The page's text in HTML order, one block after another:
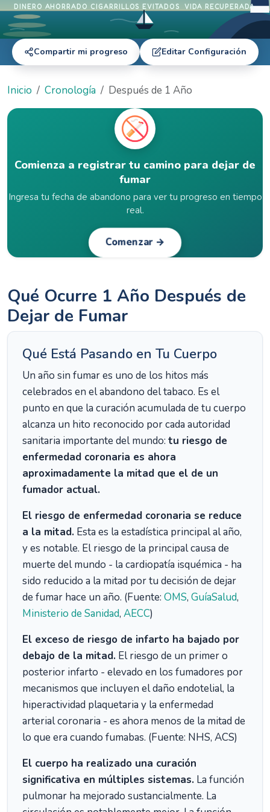
DINERO AHORRADO CIGARRILLOS EVITADOS VIDA RECUPERADA
Compartir mi progreso Editar Configuración
Inicio Cronología Después de 1 Año
Comienza a registrar tu camino para dejar de
fumar
Ingresa tu fecha de abandono para ver tu progreso en tiempo
real.
Comenzar →
Qué Ocurre 1 Año Después de
Dejar de Fumar
Qué Está Pasando en Tu Cuerpo
Un año sin fumar es uno de los hitos más
celebrados en el abandono del tabaco. Es el
punto en que la curación acumulada de tu cuerpo
alcanza un hito reconocido por cada autoridad
sanitaria importante del mundo: tu riesgo de
enfermedad coronaria es ahora
aproximadamente la mitad que el de un
fumador actual.
El riesgo de enfermedad coronaria se reduce
a la mitad. Esta es la estadística principal al año,
y es notable. El riesgo de la principal causa de
muerte del mundo - la cardiopatía isquémica - ha
sido reducido a la mitad por tu decisión de dejar
de fumar hace un año. (Fuente: OMS, GuíaSalud,
Ministerio de Sanidad, AECC)
El exceso de riesgo de infarto ha bajado por
debajo de la mitad. El riesgo de un primer o
posterior infarto - elevado en los fumadores por
mecanismos que incluyen el daño endotelial, la
hiperactividad plaquetaria y la enfermedad
arterial coronaria - es ahora menos de la mitad de
lo que era cuando fumabas. (Fuente: NHS, ACS)
El cuerpo ha realizado una curación
significativa en múltiples sistemas. La función
pulmonar ha mejorado sustancialmente. La